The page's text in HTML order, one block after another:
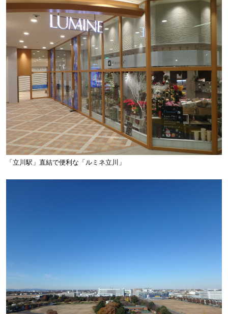
「立川駅」直結で便利な「ルミネ立川」